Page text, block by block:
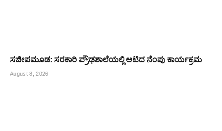
ಸಜೀಪಮೂಡ: ಸರಕಾರಿ ಪ್ರೌಢಶಾಲೆಯಲ್ಲಿ ಆಟಿದ ನೆಂಪು ಕಾರ್ಯಕ್ರಮ
August 8, 2026